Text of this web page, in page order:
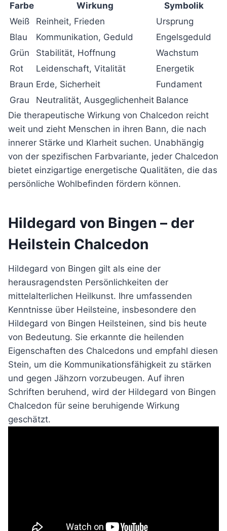
Farbe
Wirkung
Symbolik
Weiß
Reinheit, Frieden
Ursprung
Blau
Kommunikation, Geduld
Engelsgeduld
Grün
Stabilität, Hoffnung
Wachstum
Rot
Leidenschaft, Vitalität
Energetik
Braun Erde, Sicherheit
Fundament
Grau
Neutralität, Ausgeglichenheit Balance
Die therapeutische Wirkung von Chalcedon reicht
weit und zieht Menschen in ihren Bann, die nach
innerer Stärke und Klarheit suchen. Unabhängig
von der spezifischen Farbvariante, jeder Chalcedon
bietet einzigartige energetische Qualitäten, die das
persönliche Wohlbefinden fördern können.
Hildegard von Bingen – der
Heilstein Chalcedon
Hildegard von Bingen gilt als eine der
herausragendsten Persönlichkeiten der
mittelalterlichen Heilkunst. Ihre umfassenden
Kenntnisse über Heilsteine, insbesondere den
Hildegard von Bingen Heilsteinen, sind bis heute
von Bedeutung. Sie erkannte die heilenden
Eigenschaften des Chalcedons und empfahl diesen
Stein, um die Kommunikationsfähigkeit zu stärken
und gegen Jähzorn vorzubeugen. Auf ihren
Schriften beruhend, wird der Hildegard von Bingen
Chalcedon für seine beruhigende Wirkung
geschätzt.